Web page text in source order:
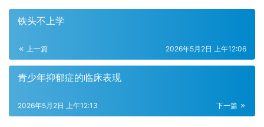
铁头不上学
上一篇 2026年5月2日 上午12:06
青少年抑郁症的临床表现
下一篇
2026年5月2日 上午12:13